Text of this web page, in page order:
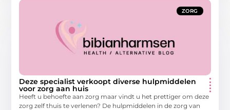
ZORG
Deze specialist verkoopt diverse hulpmiddelen
voor zorg aan huis
Heeft u behoefte aan zorg maar vindt u het prettiger om deze
zorg zelf thuis te verlenen? De hulpmiddelen in de zorg van